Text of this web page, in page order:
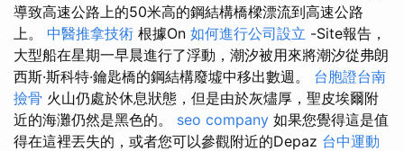
導致高速公路上的50米高的鋼結構橋樑漂流到高速公路
上。 中醫推拿技術 根據On 如何進行公司設立 -Site報告，
大型船在星期一早晨進行了浮動，潮汐被用來將潮汐從弗朗
西斯·斯科特·鑰匙橋的鋼結構廢墟中移出數週。 台胞證台南
撿骨 火山仍處於休息狀態，但是由於灰燼厚，聖皮埃爾附
近的海灘仍然是黑色的。 seo company 如果您覺得這是值
得在這裡丟失的，或者您可以參觀附近的Depaz 台中運動